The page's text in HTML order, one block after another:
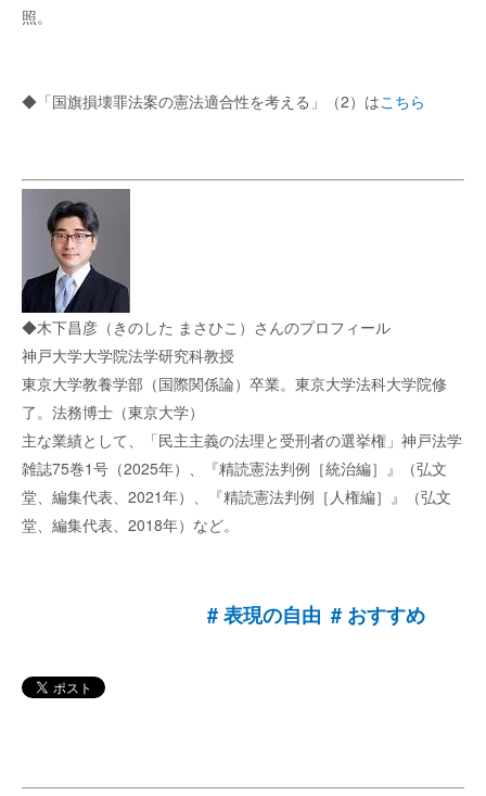
照。
◆「国旗損壊罪法案の憲法適合性を考える」（2）はこちら
◆木下昌彦（きのした まさひこ）さんのプロフィール
神戸大学大学院法学研究科教授
東京大学教養学部（国際関係論）卒業。東京大学法科大学院修
了。法務博士（東京大学）
主な業績として、「民主主義の法理と受刑者の選挙権」神戸法学
雑誌75巻1号（2025年）、『精読憲法判例［統治編］』（弘文
堂、編集代表、2021年）、『精読憲法判例［人権編］』（弘文
堂、編集代表、2018年）など。
表現の自由 おすすめ